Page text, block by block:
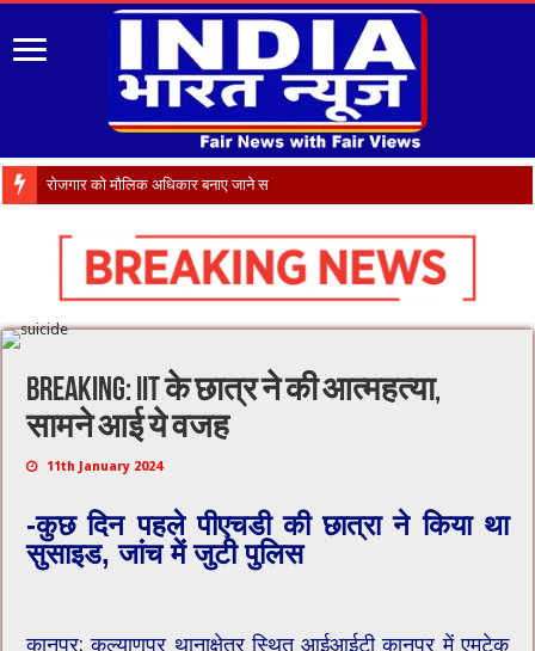
रोजगार को मौलिक अधिकार बनाए जाने समेत अन्य
Breaking: IIT के छात्र ने की आत्महत्या,
सामने आई ये वजह
11th January 2024
-कुछ दिन पहले पीएचडी की छात्रा ने किया था
सुसाइड, जांच में जुटी पुलिस
कानपुर: कल्याणपुर थानाक्षेत्र स्थित आईआईटी कानपुर में एमटेक